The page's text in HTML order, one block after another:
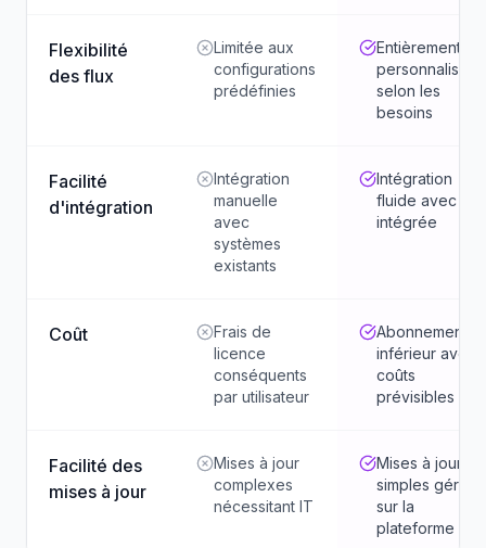
Flexibilité
des flux
Limitée aux
configurations
prédéfinies
Entièrement
selon les
besoins
Facilité
d'intégration
Intégration
manuelle
avec
systèmes
existants
Intégration
fluide avec API
intégrée
Coût
Frais de
licence
conséquents
par utilisateur
Abonnement
inférieur avec
coûts
prévisibles
Facilité des
mises à jour
Mises à jour
complexes
nécessitant IT
Mises à jour
simples gérées
sur la
plateforme